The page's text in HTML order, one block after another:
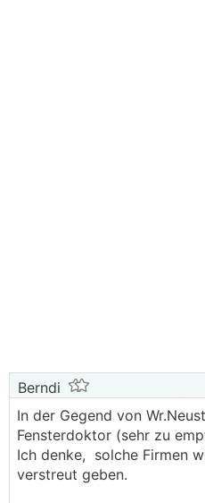
Berndi
In der Gegend von
Fensterdoktor (sehr zu
Ich denke, solche Firmen
verstreut geben.